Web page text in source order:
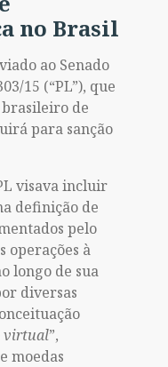
no Brasil
ao Senado
15 (“PL”), que
de
para sanção
visava incluir
definição de
pelo
operações à
longo de sua
diversas
virtual”,
moedas